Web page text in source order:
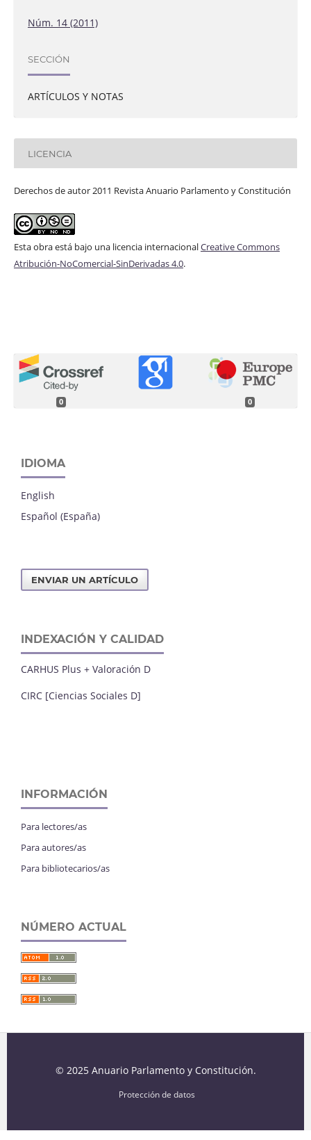
Núm. 14 (2011)
SECCIÓN
ARTÍCULOS Y NOTAS
LICENCIA
Derechos de autor 2011 Revista Anuario Parlamento y Constitución
Esta obra está bajo una licencia internacionalCreative Commons
Atribución-NoComercial-SinDerivadas 4.0.
0 0
IDIOMA
English
Español (España)
ENVIAR UN ARTÍCULO
INDEXACIÓN Y CALIDAD
CARHUS Plus + Valoración D
CIRC [Ciencias Sociales D]
INFORMACIÓN
Para lectores/as
Para autores/as
Para bibliotecarios/as
NÚMERO ACTUAL
© 2025 Anuario Parlamento y Constitución.
Protección de datos